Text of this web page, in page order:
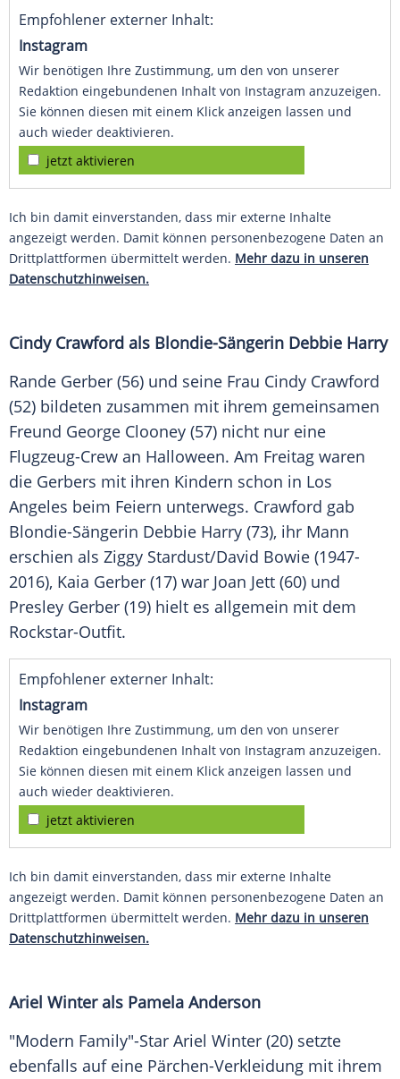
Empfohlener externer Inhalt:
Instagram
Wir benötigen Ihre Zustimmung, um den von unserer
Redaktion eingebundenen Inhalt von Instagram anzuzeigen.
Sie können diesen mit einem Klick anzeigen lassen und
auch wieder deaktivieren.
jetzt aktivieren
Ich bin damit einverstanden, dass mir externe Inhalte
angezeigt werden. Damit können personenbezogene Daten an
Drittplattformen übermittelt werden. Mehr dazu in unseren
Datenschutzhinweisen.
Cindy Crawford als Blondie-Sängerin Debbie Harry
Rande Gerber (56) und seine Frau Cindy Crawford
(52) bildeten zusammen mit ihrem gemeinsamen
Freund George Clooney (57) nicht nur eine
Flugzeug-Crew an Halloween. Am Freitag waren
die Gerbers mit ihren Kindern schon in Los
Angeles beim Feiern unterwegs. Crawford gab
Blondie-Sängerin Debbie Harry (73), ihr Mann
erschien als Ziggy Stardust/David Bowie (1947-
2016), Kaia Gerber (17) war Joan Jett (60) und
Presley Gerber (19) hielt es allgemein mit dem
Rockstar-Outfit.
Empfohlener externer Inhalt:
Instagram
Wir benötigen Ihre Zustimmung, um den von unserer
Redaktion eingebundenen Inhalt von Instagram anzuzeigen.
Sie können diesen mit einem Klick anzeigen lassen und
auch wieder deaktivieren.
jetzt aktivieren
Ich bin damit einverstanden, dass mir externe Inhalte
angezeigt werden. Damit können personenbezogene Daten an
Drittplattformen übermittelt werden. Mehr dazu in unseren
Datenschutzhinweisen.
Ariel Winter als Pamela Anderson
"Modern Family"-Star Ariel Winter (20) setzte
ebenfalls auf eine Pärchen-Verkleidung mit ihrem